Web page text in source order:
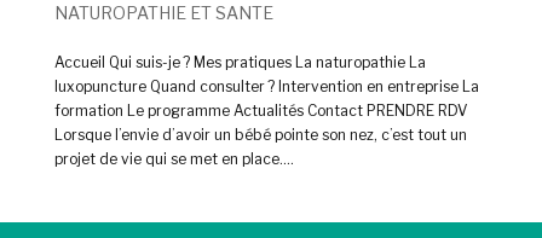
NATUROPATHIE ET SANTE
Accueil Qui suis-je ? Mes pratiques La naturopathie La
luxopuncture Quand consulter ? Intervention en entreprise La
formation Le programme Actualités Contact PRENDRE RDV
Lorsque l’envie d’avoir un bébé pointe son nez, c’est tout un
projet de vie qui se met en place....